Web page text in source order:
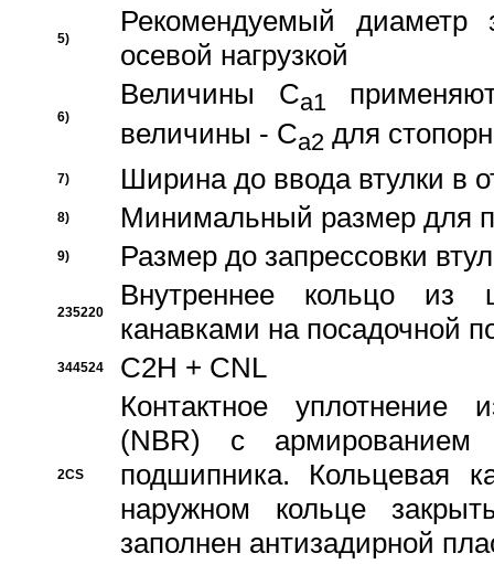
5)
Рекомендуемый диаметр
осевой нагрузкой
6)
Величины Ca1
величины - Ca2 для
7) Ширина до ввода втулки в
8) Минимальный размер для
9) Размер до запрессовки
235220
Внутреннее кольцо из
канавками на посадочной
344524 C2H + CNL
2CS
Контактное уплотнение
(NBR) с
подшипника. Кольцевая
наружном кольце
заполнен антизадирной